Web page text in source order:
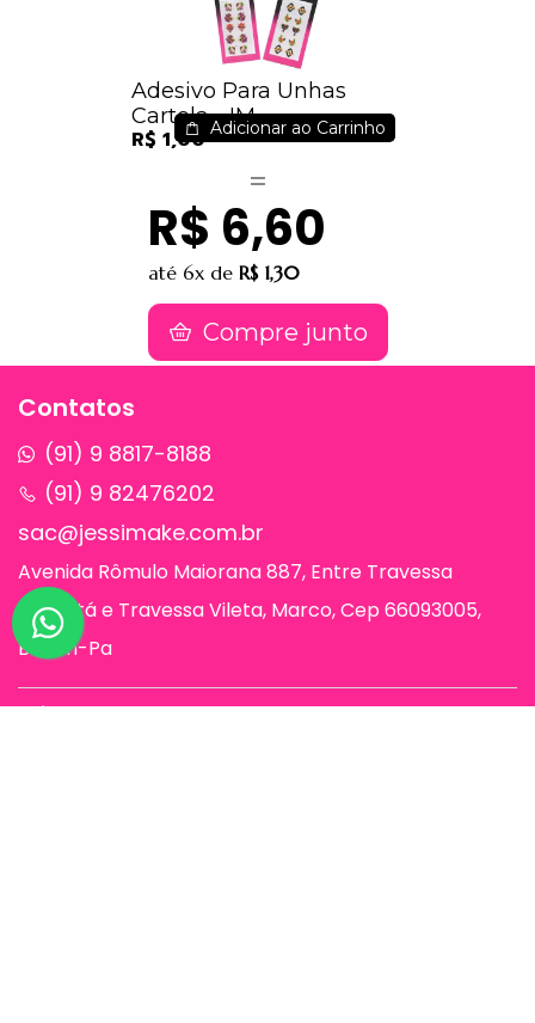
Adesivo Para Unhas
Cartela - IM
R$ 1,00 Adicionar ao Carrinho
R$ 6,60
até 6x de R$ 1,30
Compre junto
Contatos
(91) 9 8817-8188
(91) 9 82476202
sac@jessimake.com.br
Avenida Rômulo Maiorana 887, Entre Travessa
Humaitá e Travessa Vileta, Marco, Cep 66093005,
Belém-Pa
Páginas